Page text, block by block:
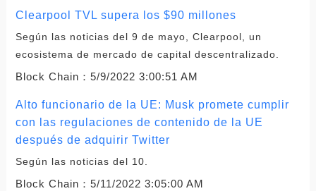
Clearpool TVL supera los $90 millones
Según las noticias del 9 de mayo, Clearpool, un
ecosistema de mercado de capital descentralizado.
Block Chain： 5/9/2022 3:00:51 AM
Alto funcionario de la UE: Musk promete cumplir
con las regulaciones de contenido de la UE
después de adquirir Twitter
Según las noticias del 10.
Block Chain： 5/11/2022 3:05:00 AM